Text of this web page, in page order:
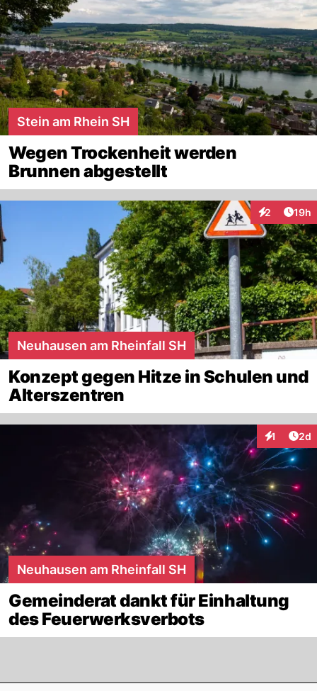
Stein am Rhein SH
Wegen Trockenheit werden
Brunnen abgestellt
2
Interaktionen
19h
Neuhausen am Rheinfall SH
Konzept gegen Hitze in Schulen und
Alterszentren
1 2d
Neuhausen am Rheinfall SH
Gemeinderat dankt für Einhaltung
des Feuerwerksverbots